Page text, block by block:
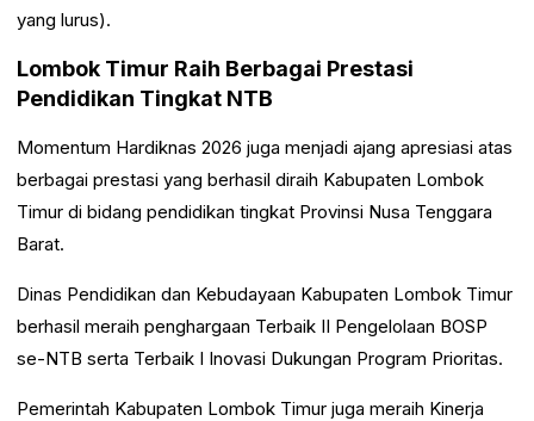
yang lurus).
Lombok Timur Raih Berbagai Prestasi
Pendidikan Tingkat NTB
Momentum Hardiknas 2026 juga menjadi ajang apresiasi atas
berbagai prestasi yang berhasil diraih Kabupaten Lombok
Timur di bidang pendidikan tingkat Provinsi Nusa Tenggara
Barat.
Dinas Pendidikan dan Kebudayaan Kabupaten Lombok Timur
berhasil meraih penghargaan Terbaik II Pengelolaan BOSP
se-NTB serta Terbaik I Inovasi Dukungan Program Prioritas.
Pemerintah Kabupaten Lombok Timur juga meraih Kinerja